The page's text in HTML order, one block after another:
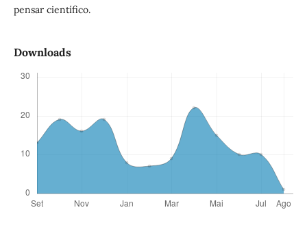
pensar científico.
Downloads